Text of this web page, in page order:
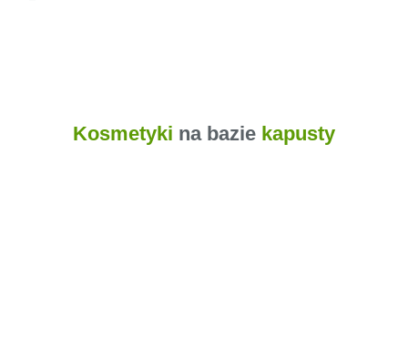
Kosmetyki na bazie kapusty